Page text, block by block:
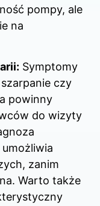
pompy, ale
na
Symptomy
czy
powinny
do wizyty
zanim
Warto także